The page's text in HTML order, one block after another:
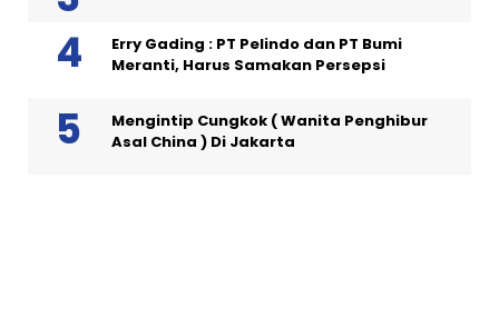
Erry Gading : PT Pelindo dan PT Bumi
Meranti, Harus Samakan Persepsi
Mengintip Cungkok ( Wanita Penghibur
Asal China ) Di Jakarta